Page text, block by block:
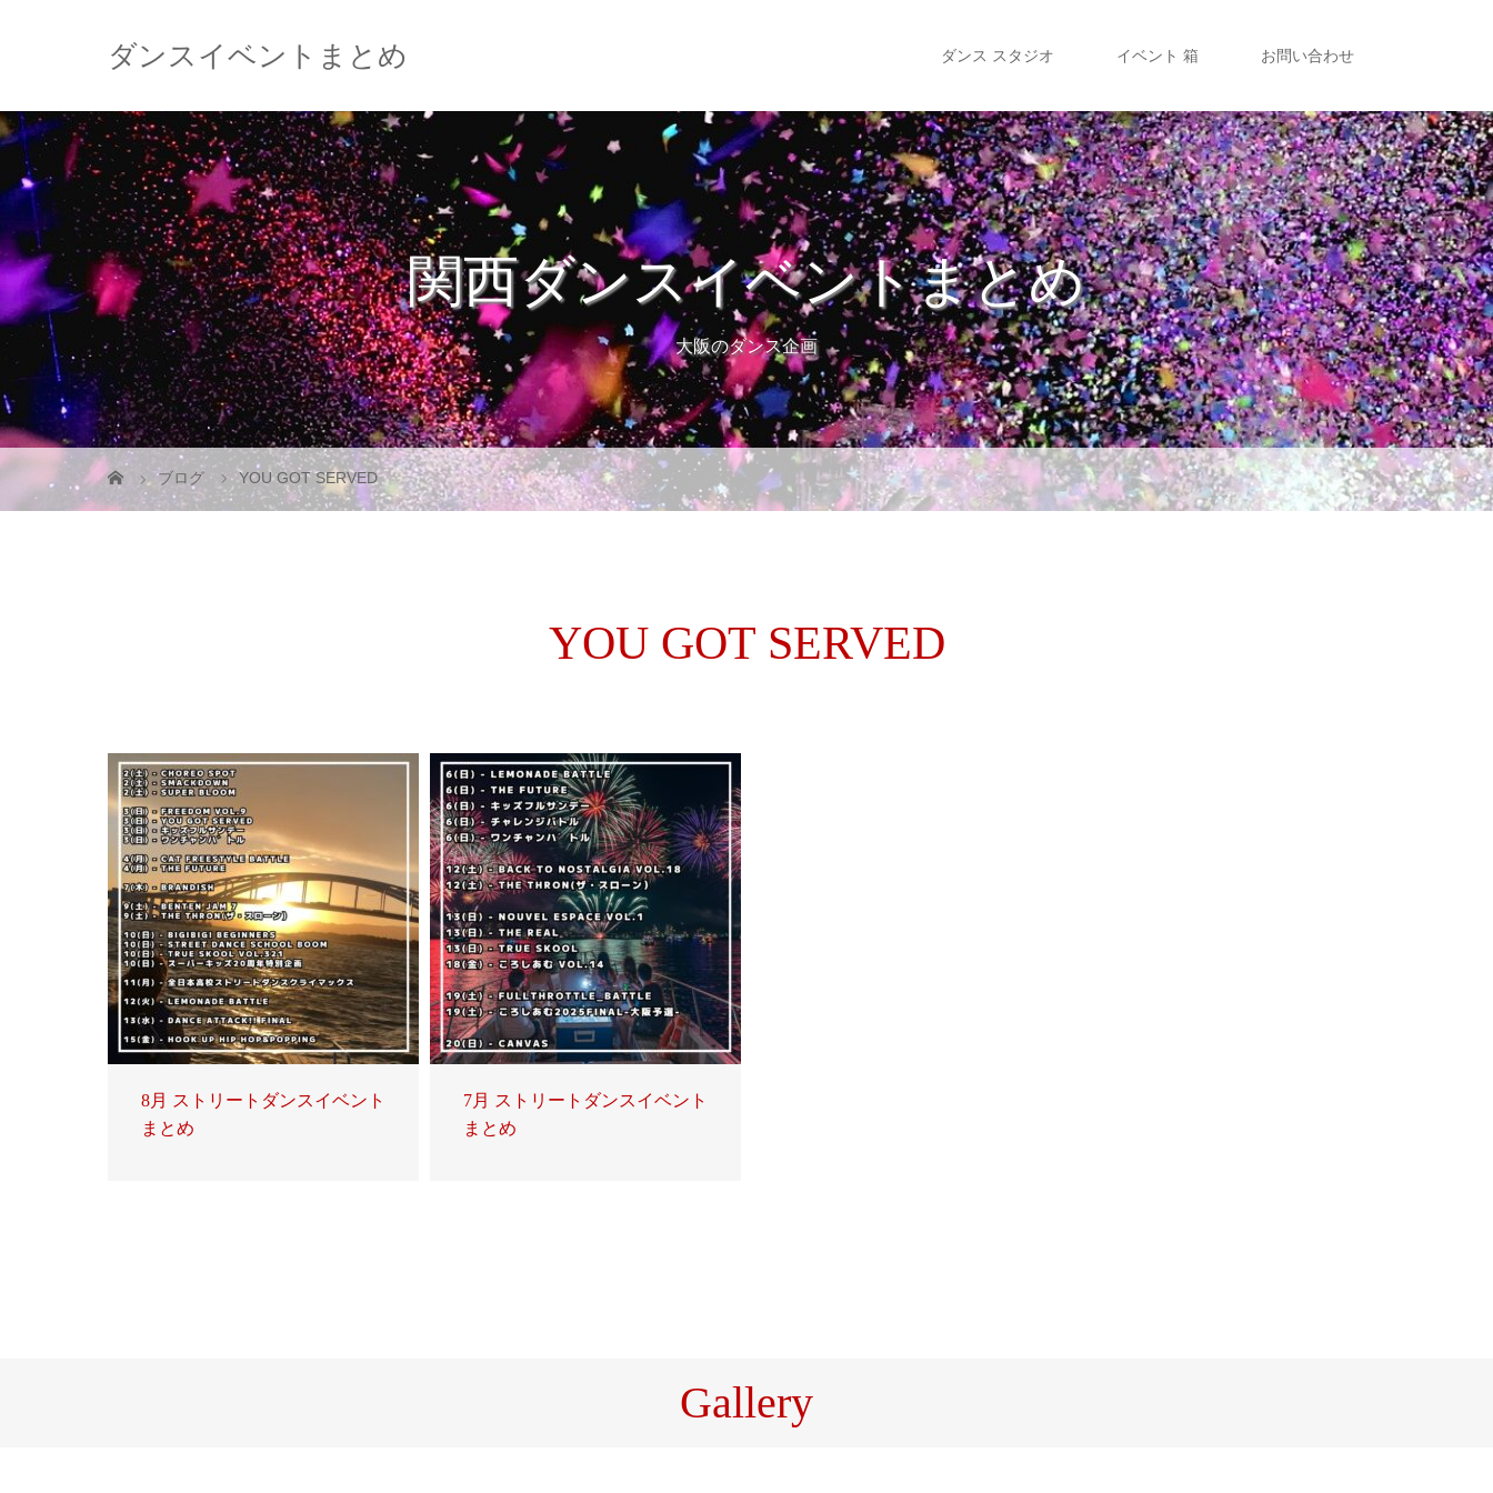
ダンスイベントまとめ ダンス スタジオ イベント 箱 お問い合わせ
関西ダンスイベントまとめ
大阪のダンス企画
ブログ YOU GOT SERVED
YOU GOT SERVED
8月 ストリートダンスイベント
まとめ
7月 ストリートダンスイベント
まとめ
Gallery